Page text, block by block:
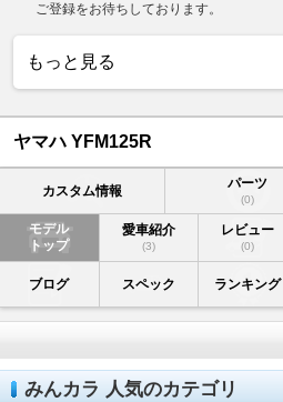
ご登録をお待ちしております。
もっと見る
ヤマハ YFM125R
カスタム情報 パーツ
(0)
モデル
トップ
愛車紹介
(3)
レビュー
(0)
ブログ スペック ランキング
みんカラ 人気のカテゴリ